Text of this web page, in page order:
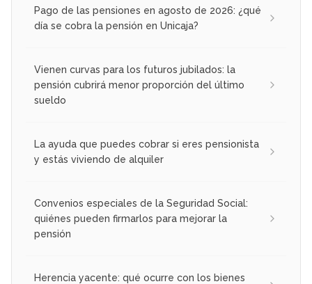
Pago de las pensiones en agosto de 2026: ¿qué
día se cobra la pensión en Unicaja?
Vienen curvas para los futuros jubilados: la
pensión cubrirá menor proporción del último
sueldo
La ayuda que puedes cobrar si eres pensionista
y estás viviendo de alquiler
Convenios especiales de la Seguridad Social:
quiénes pueden firmarlos para mejorar la
pensión
Herencia yacente: qué ocurre con los bienes